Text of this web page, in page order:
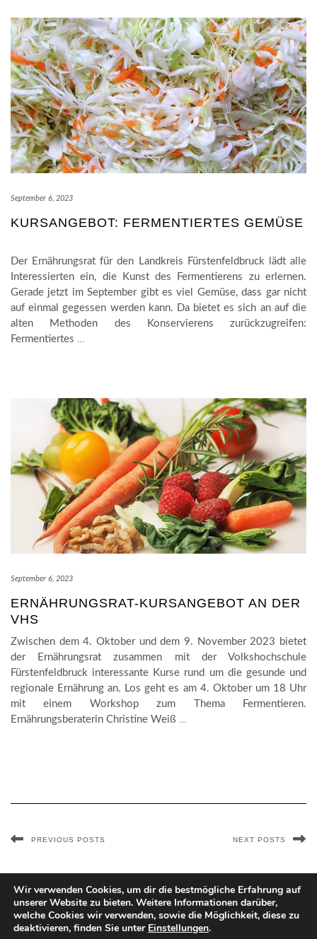
September 6, 2023
KURSANGEBOT: FERMENTIERTES GEMÜSE
Der Ernährungsrat für den Landkreis Fürstenfeldbruck lädt alle
Interessierten ein, die Kunst des Fermentierens zu erlernen.
Gerade jetzt im September gibt es viel Gemüse, dass gar nicht
auf einmal gegessen werden kann. Da bietet es sich an auf die
alten Methoden des Konservierens zurückzugreifen:
Fermentiertes …
September 6, 2023
ERNÄHRUNGSRAT-KURSANGEBOT AN DER
VHS
Zwischen dem 4. Oktober und dem 9. November 2023 bietet
der Ernährungsrat zusammen mit der Volkshochschule
Fürstenfeldbruck interessante Kurse rund um die gesunde und
regionale Ernährung an. Los geht es am 4. Oktober um 18 Uhr
mit einem Workshop zum Thema Fermentieren.
Ernährungsberaterin Christine Weiß …
PREVIOUS POSTS NEXT POSTS
Copyright © 2026Kale
Wir verwenden Cookies, um dir die bestmögliche Erfahrung auf
unserer Website zu bieten. Weitere Informationen darüber,
welche Cookies wir verwenden, sowie die Möglichkeit, diese zu
deaktivieren, finden Sie unter Einstellungen.